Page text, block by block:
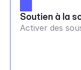
Soutien à la
Activer des